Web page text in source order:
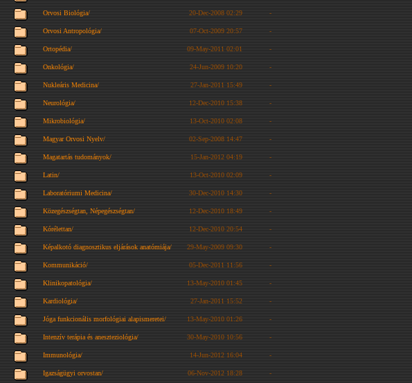
Orvosi Biológia/ 20-Dec-2008 02:29 -
Orvosi Antropológia/ 07-Oct-2009 20:57 -
Ortopédia/ 09-May-2011 02:01 -
Onkológia/ 24-Jun-2009 10:20 -
Nukleáris Medicina/ 27-Jan-2011 15:49 -
Neurológia/ 12-Dec-2010 15:38 -
Mikrobiológia/ 13-Oct-2010 02:08 -
Magyar Orvosi Nyelv/ 02-Sep-2008 14:47 -
Magatartás tudományok/ 15-Jan-2012 04:19 -
Latin/ 13-Oct-2010 02:09 -
Laboratóriumi Medicina/ 30-Dec-2010 14:30 -
Közegészségtan, Népegészségtan/ 12-Dec-2010 18:49 -
Kórélettan/ 12-Dec-2010 20:54 -
Képalkotó diagnosztikus eljárások anatómiája/ 29-May-2009 09:30 -
Kommunikáció/ 05-Dec-2011 11:56 -
Klinikopatológia/ 13-May-2010 01:45 -
Kardiológia/ 27-Jan-2011 15:52 -
Jóga funkcionális morfológiai alapismeretei/ 13-May-2010 01:26 -
Intenzív terápia és aneszteziológia/ 30-May-2010 10:56 -
Immunológia/ 14-Jun-2012 16:04 -
Igazságügyi orvostan/ 06-Nov-2012 18:28 -